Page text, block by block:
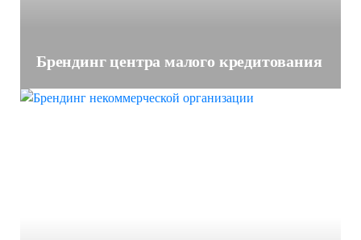
Брендинг центра малого кредитования